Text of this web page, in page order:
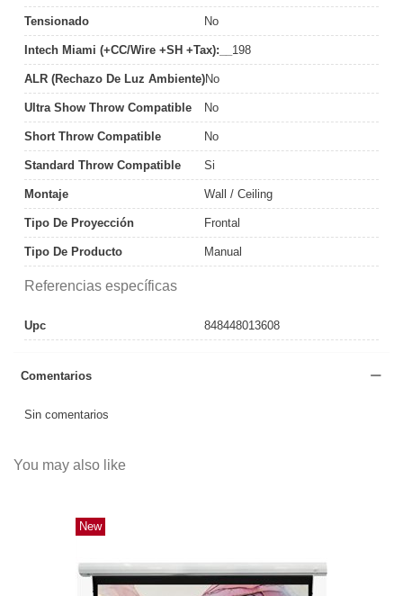
Tensionado No
Intech Miami (+CC/Wire +SH +Tax):__ 198
ALR (Rechazo De Luz Ambiente)No
Ultra Show Throw Compatible No
Short Throw Compatible No
Standard Throw Compatible Si
Montaje Wall / Ceiling
Tipo De Proyección Frontal
Tipo De Producto Manual
Referencias específicas
Upc 848448013608
Comentarios
Sin comentarios
You may also like
New